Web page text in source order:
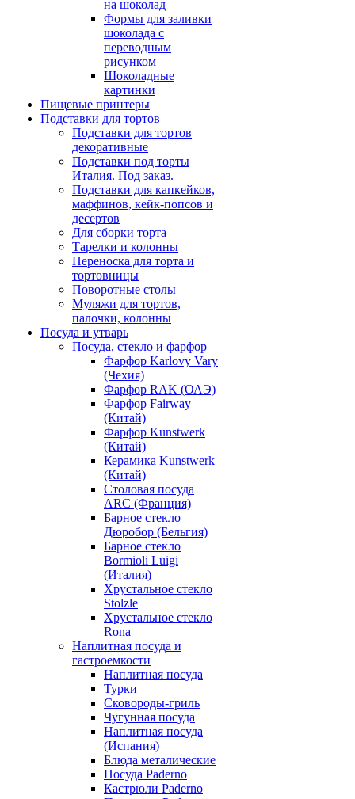
на шоколад
Формы для заливки
шоколада с
переводным
рисунком
Шоколадные
картинки
Пищевые принтеры
Подставки для тортов
Подставки для тортов
декоративные
Подставки под торты
Италия. Под заказ.
Подставки для капкейков,
маффинов, кейк-попсов и
десертов
Для сборки торта
Тарелки и колонны
Переноска для торта и
тортовницы
Поворотные столы
Муляжи для тортов,
палочки, колонны
Посуда и утварь
Посуда, стекло и фарфор
Фарфор Karlovy Vary
(Чехия)
Фарфор RAK (ОАЭ)
Фарфор Fairway
(Китай)
Фарфор Kunstwerk
(Китай)
Керамика Kunstwerk
(Китай)
Столовая посуда
ARC (Франция)
Барное стекло
Дюробор (Бельгия)
Барное стекло
Bormioli Luigi
(Италия)
Хрустальное стекло
Stolzle
Хрустальное стекло
Rona
Наплитная посуда и
гастроемкости
Наплитная посуда
Турки
Сковороды-гриль
Чугунная посуда
Наплитная посуда
(Испания)
Блюда металические
Посуда Paderno
Кастрюли Paderno